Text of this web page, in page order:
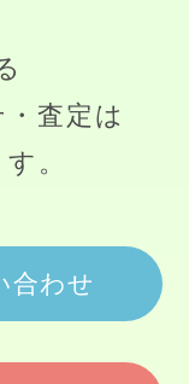
査定は
。
合わせ